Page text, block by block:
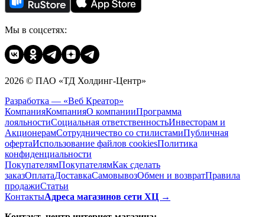
Мы в соцсетях:
2026 © ПАО «ТД Холдинг-Центр»
Разработка — «Веб Креатор»
КомпанияКомпанияО компанииПрограмма
лояльностиСоциальная ответственностьИнвесторам и
АкционерамСотрудничество со стилистамиПубличная
офертаИспользование файлов cookiesПолитика
конфиденциальности
ПокупателямПокупателямКак сделать
заказОплатаДоставкаCамовывозОбмен и возвратПравила
продажиСтатьи
КонтактыАдреса магазинов сети ХЦ →